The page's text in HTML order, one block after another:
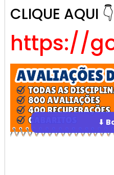
CLIQUE AQUI 👇
https://
⬇